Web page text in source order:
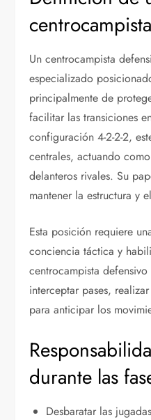
Un centrocampista
especializado
principalmente de
facilitar las transiciones
configuración 4-2-2-2,
centrales, actuando
delanteros rivales. Su
mantener la estructura y
Esta posición requiere
conciencia táctica y
centrocampista
interceptar pases,
para anticipar los
durante las
Desbaratar las